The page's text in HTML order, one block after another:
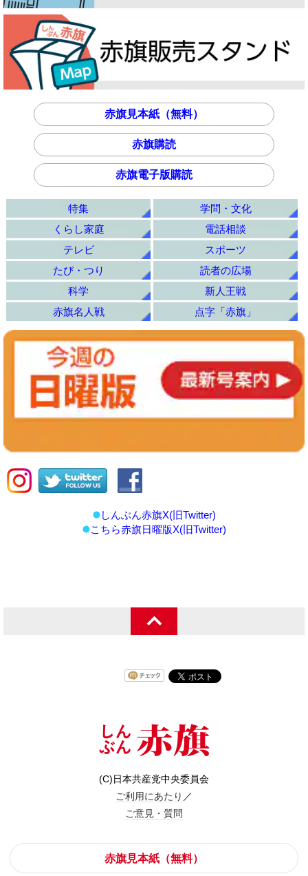
赤旗見本紙（無料）
赤旗購読
赤旗電子版購読
特集
学問・文化
くらし家庭
電話相談
テレビ
スポーツ
たび・つり
読者の広場
科学
新人王戦
赤旗名人戦
点字「赤旗」
しんぶん赤旗X(旧Twitter)
こちら赤旗日曜版X(旧Twitter)
(C)日本共産党中央委員会
ご利用にあたり ／
ご意見・質問
赤旗見本紙（無料）